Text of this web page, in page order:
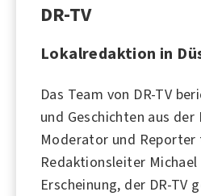
DR-TV
Lokalredaktion in
Das Team von DR-TV
und Geschichten aus der
Moderator und
Redaktionsleiter
Erscheinung, der DR-TV